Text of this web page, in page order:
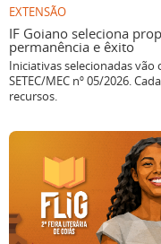
EXTENSÃO
IF Goiano seleciona
permanência e êxito
Iniciativas selecionadas
SETEC/MEC nº 05/2026.
recursos.